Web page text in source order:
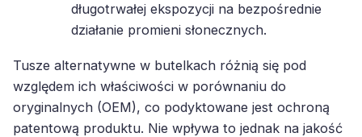
długotrwałej ekspozycji na bezpośrednie
działanie promieni słonecznych.
Tusze alternatywne w butelkach różnią się pod
względem ich właściwości w porównaniu do
oryginalnych (OEM), co podyktowane jest ochroną
patentową produktu. Nie wpływa to jednak na jakość